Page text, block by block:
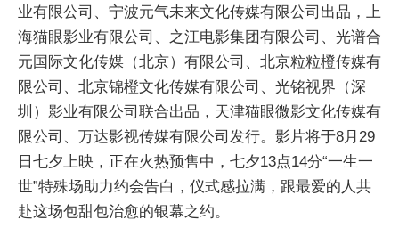
业有限公司、宁波元气未来文化传媒有限公司出品，上
海猫眼影业有限公司、之江电影集团有限公司、光谱合
元国际文化传媒（北京）有限公司、北京粒粒橙传媒有
限公司、北京锦橙文化传媒有限公司、光铭视界（深
圳）影业有限公司联合出品，天津猫眼微影文化传媒有
限公司、万达影视传媒有限公司发行。影片将于8月29
日七夕上映，正在火热预售中，七夕13点14分“一生一
世”特殊场助力约会告白，仪式感拉满，跟最爱的人共
赴这场包甜包治愈的银幕之约。